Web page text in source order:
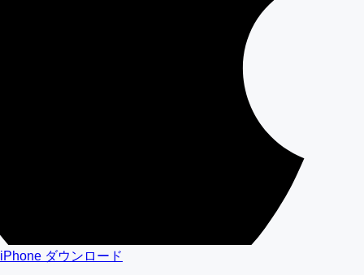
iPhone ダウンロード